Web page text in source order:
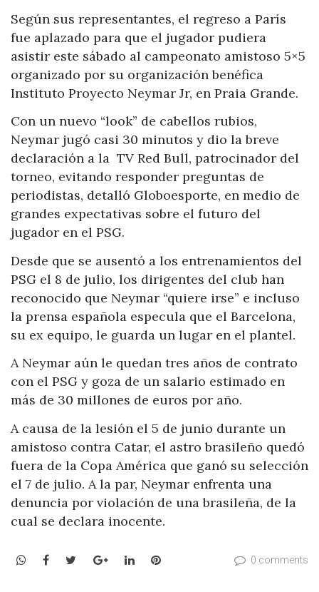
Según sus representantes, el regreso a París
fue aplazado para que el jugador pudiera
asistir este sábado al campeonato amistoso 5×5
organizado por su organización benéfica
Instituto Proyecto Neymar Jr, en Praia Grande.
Con un nuevo “look” de cabellos rubios,
Neymar jugó casi 30 minutos y dio la breve
declaración a la TV Red Bull, patrocinador del
torneo, evitando responder preguntas de
periodistas, detalló Globoesporte, en medio de
grandes expectativas sobre el futuro del
jugador en el PSG.
Desde que se ausentó a los entrenamientos del
PSG el 8 de julio, los dirigentes del club han
reconocido que Neymar “quiere irse” e incluso
la prensa española especula que el Barcelona,
su ex equipo, le guarda un lugar en el plantel.
A Neymar aún le quedan tres años de contrato
con el PSG y goza de un salario estimado en
más de 30 millones de euros por año.
A causa de la lesión el 5 de junio durante un
amistoso contra Catar, el astro brasileño quedó
fuera de la Copa América que ganó su selección
el 7 de julio. A la par, Neymar enfrenta una
denuncia por violación de una brasileña, de la
cual se declara inocente.
WhatsApp
Facebook
TwitterGoogle+LinkedInPinterest 0 comments